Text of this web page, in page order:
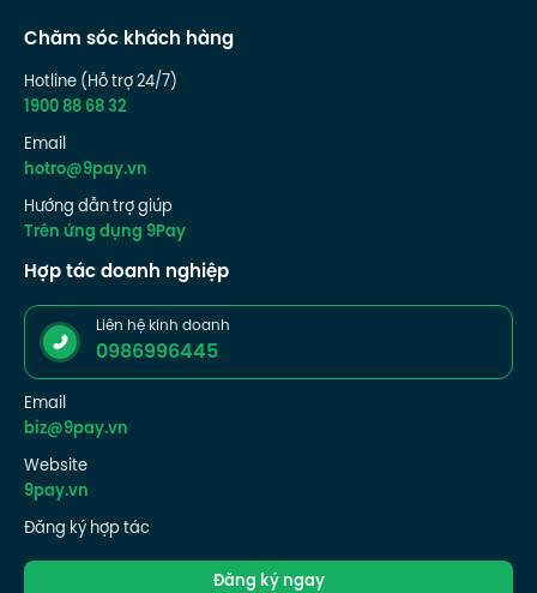
Chăm sóc khách hàng
Hotline (Hỗ trợ 24/7)
1900 88 68 32
Email
hotro@9pay.vn
Hướng dẫn trợ giúp
Trên ứng dụng 9Pay
Hợp tác doanh nghiệp
Liên hệ kinh doanh
0986996445
Email
biz@9pay.vn
Website
9pay.vn
Đăng ký hợp tác
Đăng ký ngay